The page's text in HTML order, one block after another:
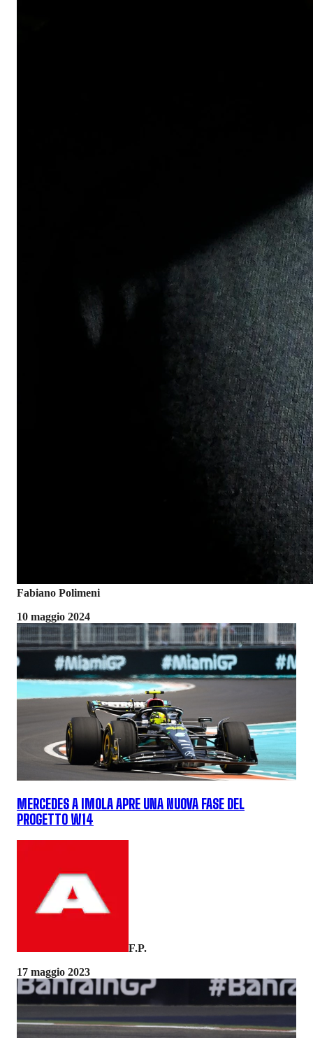
Fabiano Polimeni
10 maggio 2024
MERCEDES A IMOLA APRE UNA NUOVA FASE DEL
PROGETTO W14
F.P.
17 maggio 2023